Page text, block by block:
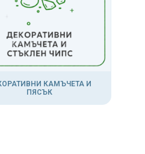
КАМЪЧЕТА И
ПЯСЪК